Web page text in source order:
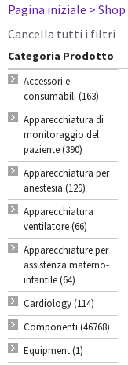
Pagina iniziale > Shop
Cancella tutti i filtri
Categoria Prodotto
Accessori e
consumabili (163)
Apparecchiatura di
monitoraggio del
paziente (390)
Apparecchiatura per
anestesia (129)
Apparecchiatura
ventilatore (66)
Apparecchiature per
assistenza materno-
infantile (64)
Cardiology (114)
Componenti (46768)
Equipment (1)